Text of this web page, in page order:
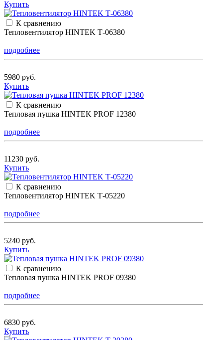
Купить
К сравнению
Тепловентилятор HINTEK Т-06380
подробнее
5980 руб.
Купить
К сравнению
Тепловая пушка HINTEK PROF 12380
подробнее
11230 руб.
Купить
К сравнению
Тепловентилятор HINTEK Т-05220
подробнее
5240 руб.
Купить
К сравнению
Тепловая пушка HINTEK PROF 09380
подробнее
6830 руб.
Купить